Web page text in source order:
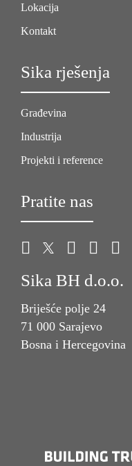
Lokacija
Kontakt
Sika rješenja
Građevina
Industrija
Projekti i reference
Pratite nas
Sika BH d.o.o.
Briješće polje 24
71 000 Sarajevo
Bosna i Hercegovina